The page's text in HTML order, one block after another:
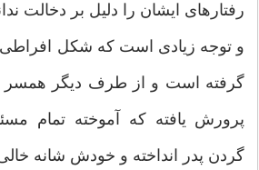
رفتارهای ایشان را دلیل بر دخالت
و توجه زیادی است که شکل افراطی
گرفته است و از طرف دیگر
پرورش یافته که آموخته تمام
گردن پدر انداخته و خودش شانه